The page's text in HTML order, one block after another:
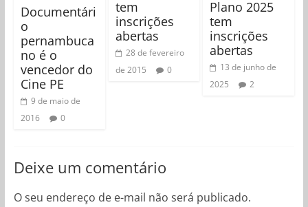
Documentári
o
pernambuca
no é o
vencedor do
Cine PE
9 de maio de
2016
0
tem
inscrições
abertas
28 de fevereiro
de 2015
0
Plano 2025
tem
inscrições
abertas
13 de junho de
2025
2
Deixe um comentário
O seu endereço de e-mail não será publicado.